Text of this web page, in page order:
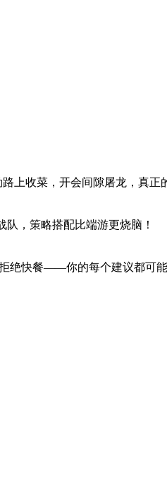
收菜，开会间隙屠龙，真正
，策略搭配比端游更烧脑！
绝快餐——你的每个建议都可能